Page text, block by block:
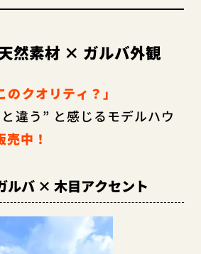
然素材 × ガルバ外観
のクオリティ？」
違う” と感じるモデルハウ
中！
ルバ × 木目アクセント